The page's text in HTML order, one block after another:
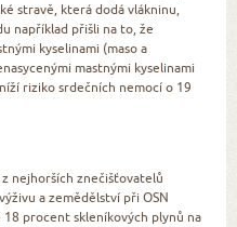
stravě, která dodá vlákninu,
například přišli na to, že
kyselinami (maso a
mastnými kyselinami
riziko srdečních nemocí o 19
nejhorších znečišťovatelů
a zemědělství při OSN
procent skleníkových plynů na